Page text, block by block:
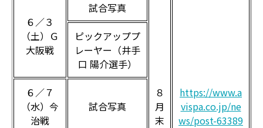
６／３
（土）Ｇ
大阪戦
試合写真
８
月
末
https://www.a
vispa.co.jp/ne
ws/post-63389
ピックアッププ
レーヤー（井手
口 陽介選手）
６／７
（水）今
治戦
試合写真